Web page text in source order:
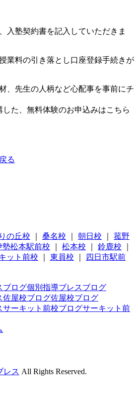
入塾契約書を記入していただきま
業料の引き落とし口座登録手続きが
、先生の人柄など心配事を事前にチ
した、無料体験のお申込みはこちら
の丘校 桑名校 朝日校
菰野
勢松本駅前校 松本校 鈴鹿校
ット前校 東員校
四日市駅前
個別指導ブレスブログ
佐屋校ブログ
サーキット前
レス All Rights Reserved.